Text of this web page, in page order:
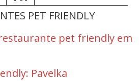
PET FRIENDLY
pet friendly em
Pavelka